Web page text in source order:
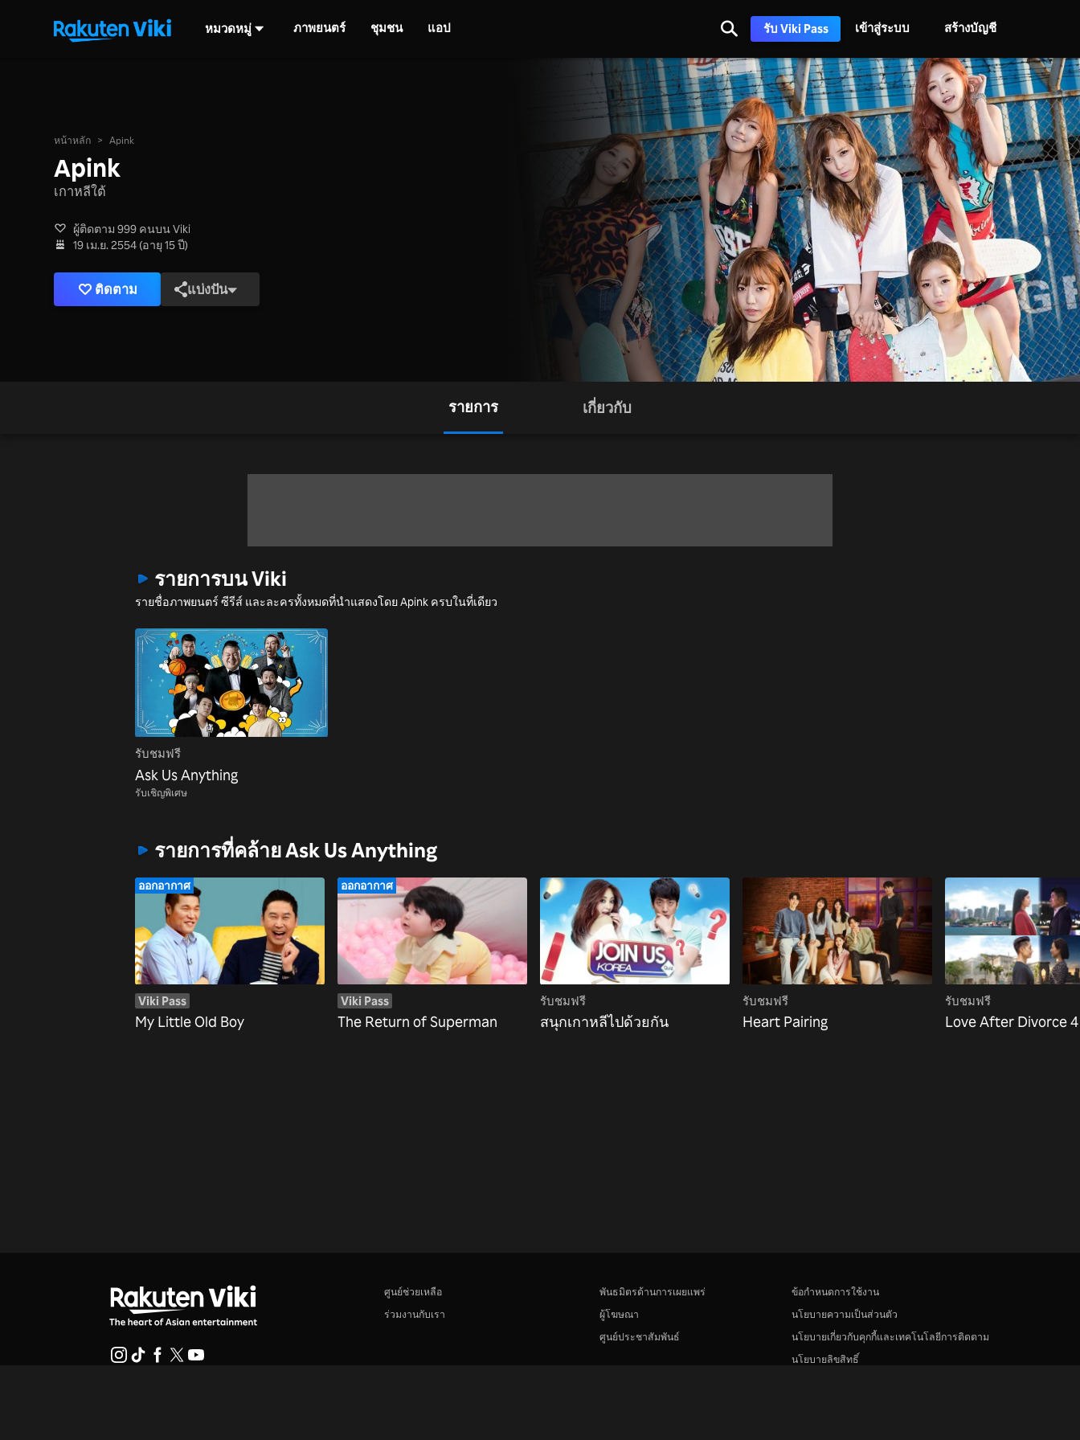
หมวดหมู่ ภาพยนตร์ ชุมชน แอป รับ Viki Pass เข้าสู่ระบบ สร้างบัญชี
หน้าหลัก > Apink
Apink
เกาหลีใต้
ผู้ติดตาม 999 คนบน Viki
19 เม.ย. 2554 (อายุ 15 ปี)
ติดตาม แบ่งปัน
รายการ เกี่ยวกับ
รายการบน Viki
รายชื่อภาพยนตร์ ซีรีส์ และละครทั้งหมดที่นำแสดงโดย Apink ครบในที่เดียว
รับชมฟรี
Ask Us Anything
รับเชิญพิเศษ
รายการที่คล้าย Ask Us Anything
ออกอากาศ
Viki Pass
My Little Old Boy
ออกอากาศ
Viki Pass
The Return of Superman
รับชมฟรี
สนุกเกาหลีไปด้วยกัน
รับชมฟรี
Heart Pairing
รับชมฟรี
Love After Divorce 4
ศูนย์ช่วยเหลือ
ร่วมงานกับเรา
พันธมิตรด้านการเผยแพร่
ผู้โฆษณา
ศูนย์ประชาสัมพันธ์
ข้อกำหนดการใช้งาน
นโยบายความเป็นส่วนตัว
นโยบายเกี่ยวกับคุกกี้และเทคโนโลยีการติดตาม
นโยบายลิขสิทธิ์